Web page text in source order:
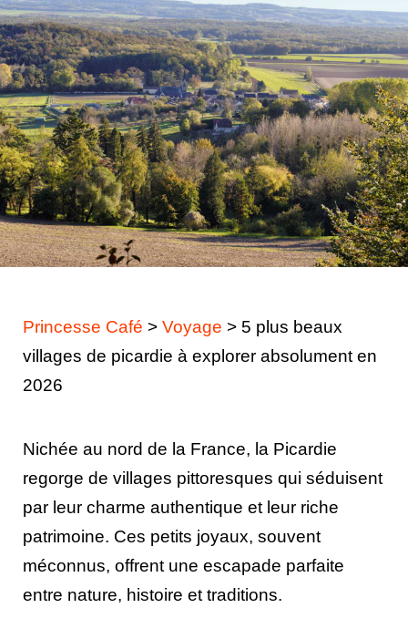
Princesse Café > Voyage > 5 plus beaux
villages de picardie à explorer absolument en
2026
Nichée au nord de la France, la Picardie
regorge de villages pittoresques qui séduisent
par leur charme authentique et leur riche
patrimoine. Ces petits joyaux, souvent
méconnus, offrent une escapade parfaite
entre nature, histoire et traditions.